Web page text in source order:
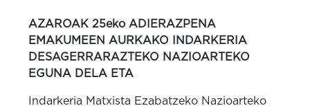
AZAROAK 25eko ADIERAZPENA
EMAKUMEEN AURKAKO INDARKERIA
DESAGERRARAZTEKO NAZIOARTEKO
EGUNA DELA ETA
Indarkeria Matxista Ezabatzeko Nazioarteko